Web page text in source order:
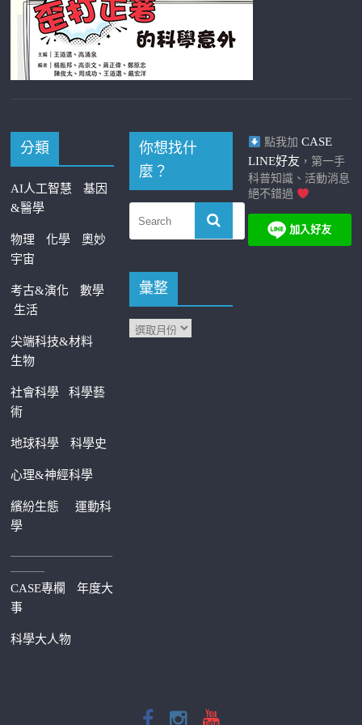
分類
AI人工智慧
基因
&醫學
物理 化學
奧妙
宇宙
考古&演化
數學
生活
尖端科技&材料
生物
社會科學科學藝
術
地球科學 科學史
心理&神經科學
繽紛生態運動科
學
—————————
———
CASE專欄
年度大
事
科學大人物
你想找什
麼？
彙整
點我加 CASE
LINE好友 ，第一手
科普知識、活動消息
絕不錯過